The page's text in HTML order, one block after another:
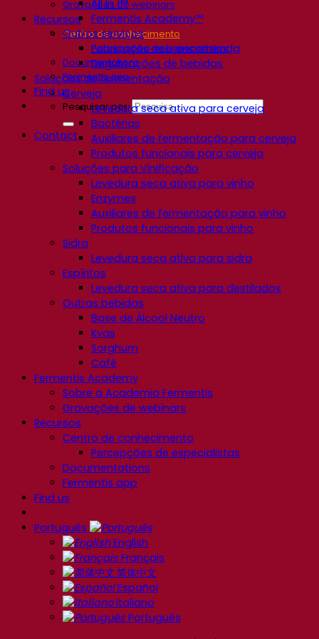
Gravações de webinars
Recursos
Centro de conhecimento
Percepções de especialistas
Documentations
Fermentis app
Find us
Pesquisar por:
Contact
All In 1™
Fermentis Academy™
Outros serviços
Fabricação sob encomenda
Degustações de bebidas
Soluções de fermentação
Cerveja
Levedura seca ativa para cerveja
Bactérias
Auxiliares de fermentação para cerveja
Produtos funcionais para cerveja
Soluções para Vinificação
Levedura seca ativa para vinho
Enzymes
Auxiliares de fermentação para vinho
Produtos funcionais para vinho
Sidra
Levedura seca ativa para sidra
Espíritos
Levedura seca ativa para destilados
Outras bebidas
Base de Álcool Neutro
Kvas
Sorghum
Café
Fermentis Academy
Sobre a Academia Fermentis
Gravações de webinars
Recursos
Centro de conhecimento
Percepções de especialistas
Documentations
Fermentis app
Find us
Português
English
Français
简体中文
Español
Italiano
Português